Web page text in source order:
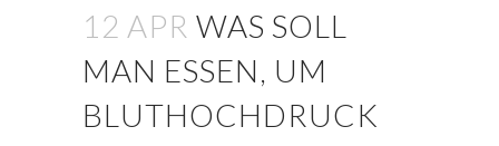
12 APR WAS SOLL
MAN ESSEN, UM
BLUTHOCHDRUCK